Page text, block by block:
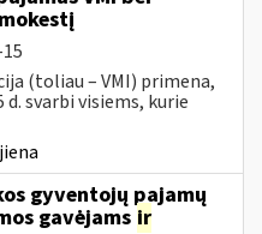
(toliau – VMI) primena,
svarbi visiems, kurie
gyventojų pajamų
gavėjams ir